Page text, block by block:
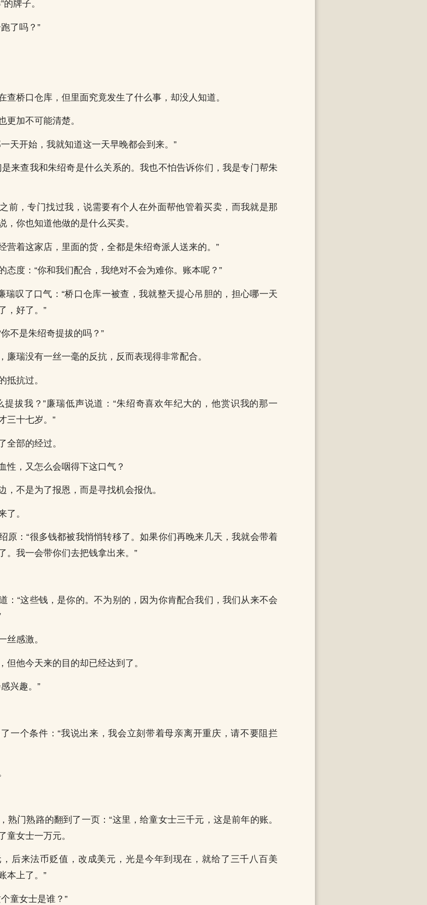
牌子。
了吗？”
查桥口仓库，但里面究竟发生了什么事，却没人知道。
更加不可能清楚。
天开始，我就知道这一天早晚都会到来。”
是来查我和朱绍奇是什么关系的。我也不怕告诉你们，我是专门帮朱
前，专门找过我，说需要有个人在外面帮他管着买卖，而我就是那
，你也知道他做的是什么买卖。
营着这家店，里面的货，全都是朱绍奇派人送来的。”
态度：“你和我们配合，我绝对不会为难你。账本呢？”
瑞叹了口气：“桥口仓库一被查，我就整天提心吊胆的，担心哪一天
，好了。”
不是朱绍奇提拔的吗？”
廉瑞没有一丝一毫的反抗，反而表现得非常配合。
抵抗过。
提拔我？”廉瑞低声说道：“朱绍奇喜欢年纪大的，他赏识我的那一
三十七岁。”
全部的经过。
性，又怎么会咽得下这口气？
，不是为了报恩，而是寻找机会报仇。
了。
原：“很多钱都被我悄悄转移了。如果你们再晚来几天，我就会带着
。我一会带你们去把钱拿出来。”
：“这些钱，是你的。不为别的，因为你肯配合我们，我们从来不会
丝感激。
但他今天来的目的却已经达到了。
兴趣。”
一个条件：“我说出来，我会立刻带着母亲离开重庆，请不要阻拦
熟门熟路的翻到了一页：“这里，给童女士三千元，这是前年的账。
童女士一万元。
后来法币贬值，改成美元，光是今年到现在，就给了三千八百美
本上了。”
童女士是谁？”